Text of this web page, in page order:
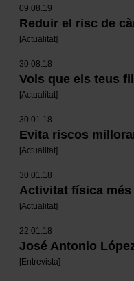
navigation
09.08.19
Reduir el risc de
[Actualitat]
30.08.18
Vols que els teus
[Actualitat]
30.01.18
Evita riscos
[Actualitat]
30.01.18
Activitat física més
[Actualitat]
22.01.18
José Antonio
[Entrevista]